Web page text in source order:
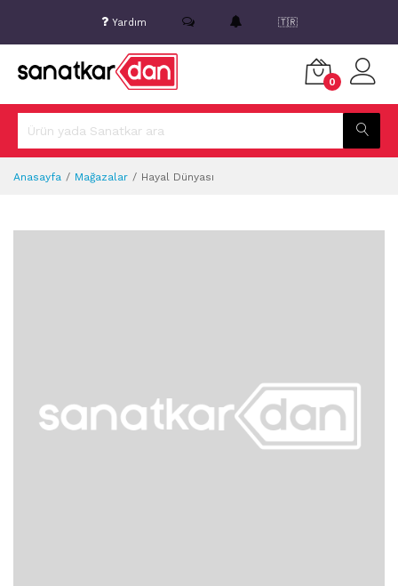
Yardım 🇹🇷
0
Anasayfa Mağazalar Hayal Dünyası